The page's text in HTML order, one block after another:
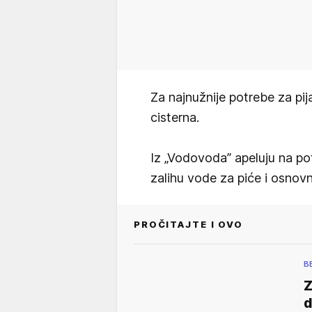
Za najnužnije potrebe za
cisterna.
Iz „Vodovoda” apeluju na
zalihu vode za piće i
PROČITAJTE I OVO